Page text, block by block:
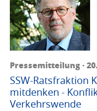
Pressemitteilung ·
SSW-Ratsfraktion
mitdenken -
Verkehrswende